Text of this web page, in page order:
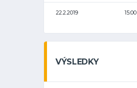
22.2.2019 15:00
VÝSLEDKY